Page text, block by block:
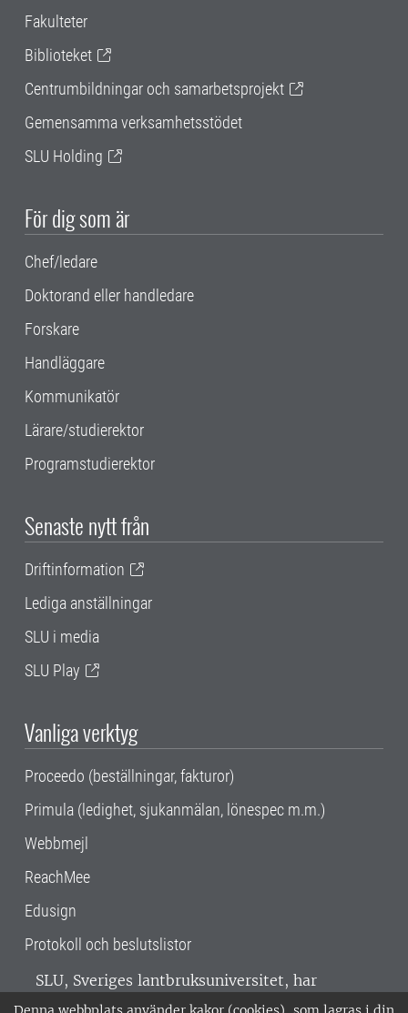
Fakulteter
Biblioteket
Centrumbildningar och samarbetsprojekt
Gemensamma verksamhetsstödet
SLU Holding
För dig som är
Chef/ledare
Doktorand eller handledare
Forskare
Handläggare
Kommunikatör
Lärare/studierektor
Programstudierektor
Senaste nytt från
Driftinformation
Lediga anställningar
SLU i media
SLU Play
Vanliga verktyg
Proceedo (beställningar, fakturor)
Primula (ledighet, sjukanmälan, lönespec m.m.)
Webbmejl
ReachMee
Edusign
Protokoll och beslutslistor
SLU, Sveriges lantbruksuniversitet, har
verksamhet över hela Sverige. Huvudorter är